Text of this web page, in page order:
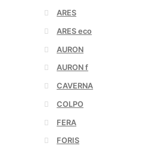
ARES
ARES eco
AURON
AURON f
CAVERNA
COLPO
FERA
FORIS